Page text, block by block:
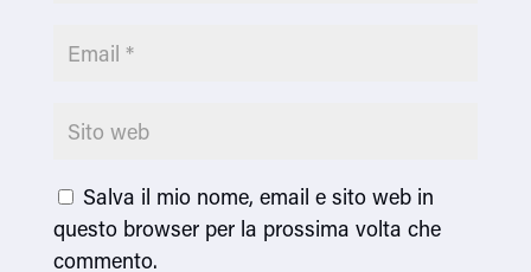
Salva il mio nome, email e sito web in
questo browser per la prossima volta che
commento.